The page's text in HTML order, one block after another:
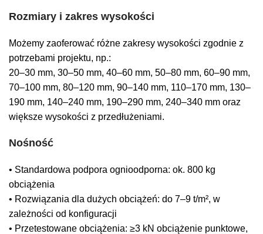
Rozmiary i zakres wysokości
Możemy zaoferować różne zakresy wysokości zgodnie z
potrzebami projektu, np.:
20–30 mm, 30–50 mm, 40–60 mm, 50–80 mm, 60–90 mm,
70–100 mm, 80–120 mm, 90–140 mm, 110–170 mm, 130–
190 mm, 140–240 mm, 190–290 mm, 240–340 mm oraz
większe wysokości z przedłużeniami.
Nośność
• Standardowa podpora ognioodporna: ok. 800 kg
obciążenia
• Rozwiązania dla dużych obciążeń: do 7–9 t/m², w
zależności od konfiguracji
• Przetestowane obciążenia: ≥3 kN obciążenie punktowe,